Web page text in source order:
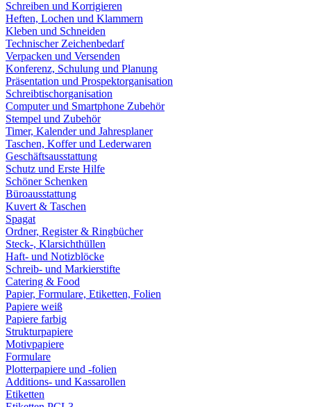
Schreiben und Korrigieren
Heften, Lochen und Klammern
Kleben und Schneiden
Technischer Zeichenbedarf
Verpacken und Versenden
Konferenz, Schulung und Planung
Präsentation und Prospektorganisation
Schreibtischorganisation
Computer und Smartphone Zubehör
Stempel und Zubehör
Timer, Kalender und Jahresplaner
Taschen, Koffer und Lederwaren
Geschäftsausstattung
Schutz und Erste Hilfe
Schöner Schenken
Büroausstattung
Kuvert & Taschen
Spagat
Ordner, Register & Ringbücher
Steck-, Klarsichthüllen
Haft- und Notizblöcke
Schreib- und Markierstifte
Catering & Food
Papier, Formulare, Etiketten, Folien
Papiere weiß
Papiere farbig
Strukturpapiere
Motivpapiere
Formulare
Plotterpapiere und -folien
Additions- und Kassarollen
Etiketten